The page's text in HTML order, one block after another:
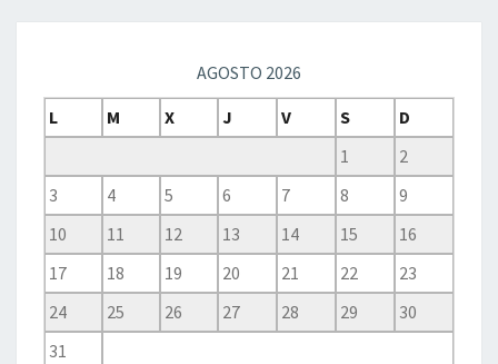
AGOSTO 2026
L
M X J V S
D
1
2
3
4 5 6 7 8
9
10
11 12 13 14 15
16
17
18 19 20 21 22
23
24
25 26 27 28 29
30
31